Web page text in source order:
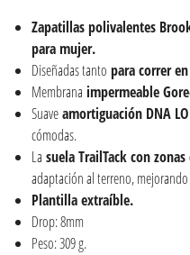
Zapatillas polivalentes
para mujer.
Diseñadas tanto para correr
Membrana impermeable
Suaveamortiguación DNA
cómodas.
La suela TrailTackcon
adaptación al terreno,
Plantilla extraíble.
Drop: 8mm
Peso: 309 g.